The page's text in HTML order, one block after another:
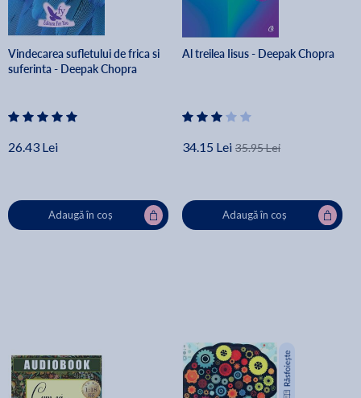
Vindecarea sufletului de frica si
suferinta - Deepak Chopra
26.43 Lei
Adaugă în coș
Al treilea Iisus - Deepak Chopra
34.15 Lei 35.95 Lei
Adaugă în coș